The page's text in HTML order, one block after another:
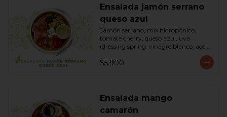
Ensalada jamón serrano
queso azul
Jamón serrano, mix hidropónico,
tomate cherry, queso azul, uva
(dressing spring: vinagre blanco, aceite
$5.900
Ensalada mango
camarón